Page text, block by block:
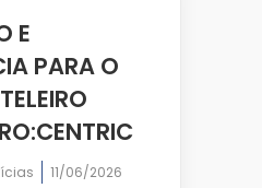
E
PARA O
11/06/2026